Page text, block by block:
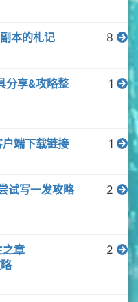
本的札记 8
分享&攻略整
1
端下载链接 1
试写一发攻略
2
之章
2